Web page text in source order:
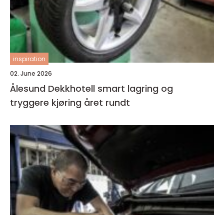
inspiration
02. June 2026
Ålesund Dekkhotell smart lagring og
tryggere kjøring året rundt